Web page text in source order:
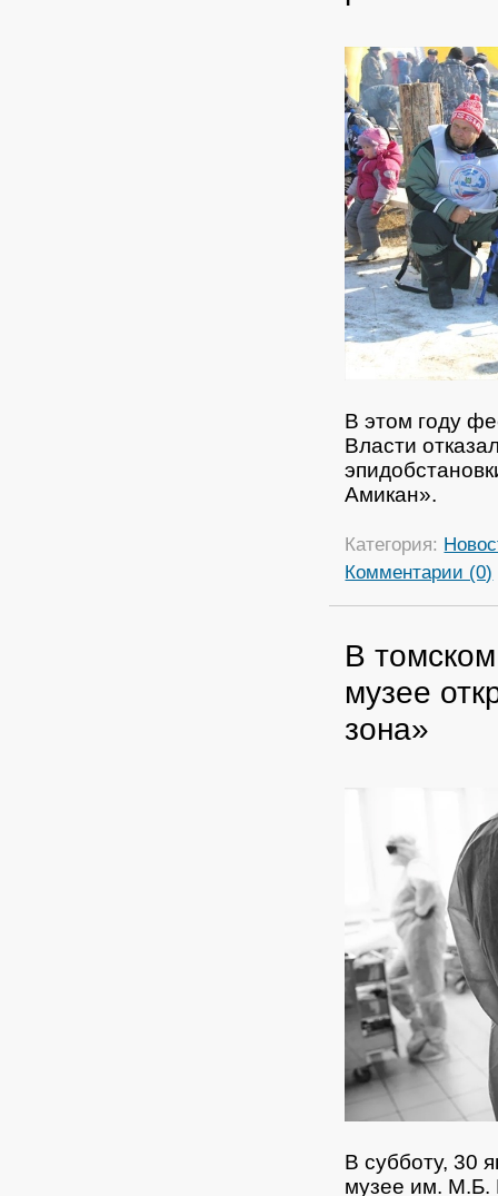
В этом году
Власти
Амикан».
Категория:
Комментарии (0)
В
музее
зона»
В субботу, 30
музее им. М.Б.